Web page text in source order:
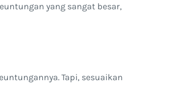
yang sangat besar,
Tapi, sesuaikan